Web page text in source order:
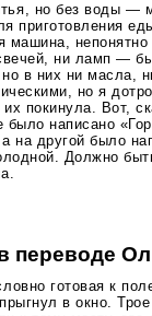
но без воды —
приготовления
машина,
ни ламп —
в них ни масла,
но я
покинула. Вот,
было написано
на другой было
Должно
переводе
готовая к
в окно.